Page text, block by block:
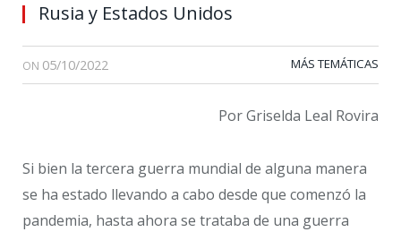
Rusia y Estados Unidos
ON 05/10/2022 MÁS TEMÁTICAS
Por Griselda Leal Rovira
Si bien la tercera guerra mundial de alguna manera
se ha estado llevando a cabo desde que comenzó la
pandemia, hasta ahora se trataba de una guerra